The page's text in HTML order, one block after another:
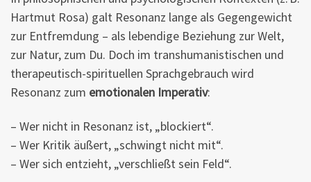
Hartmut Rosa) galt Resonanz lange als Gegengewicht
zur Entfremdung – als lebendige Beziehung zur Welt,
zur Natur, zum Du. Doch im transhumanistischen und
therapeutisch-spirituellen Sprachgebrauch wird
Resonanz zum emotionalen Imperativ:
– Wer nicht in Resonanz ist, „blockiert“.
– Wer Kritik äußert, „schwingt nicht mit“.
– Wer sich entzieht, „verschließt sein Feld“.